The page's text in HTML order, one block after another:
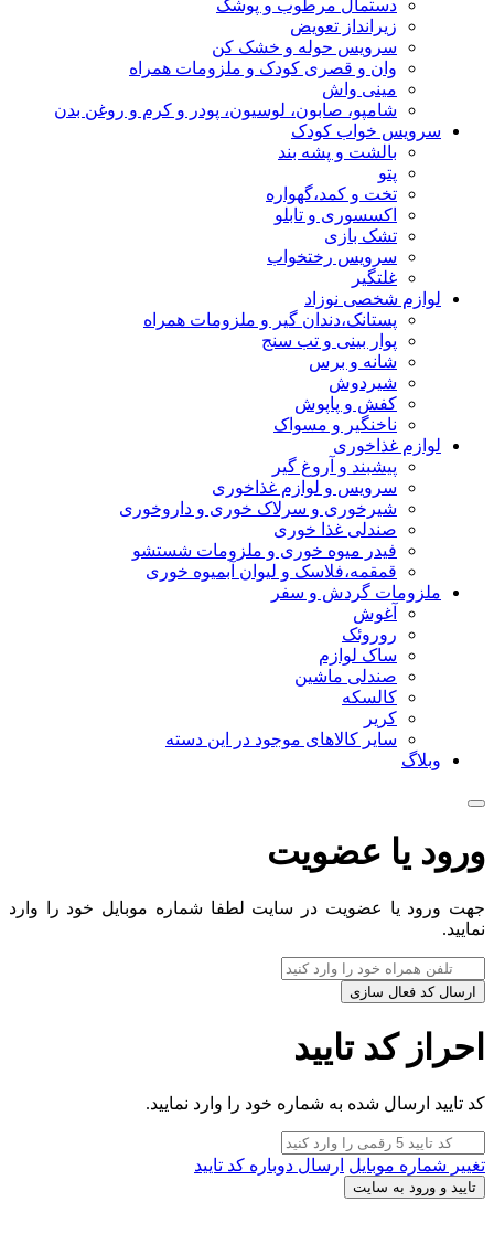
دستمال مرطوب و پوشک
زیرانداز تعویض
سرویس حوله و خشک کن
وان و قصری کودک و ملزومات همراه
مینی واش
شامپو، صابون، لوسیون، پودر و کرم و روغن بدن
سرویس خواب کودک
بالشت و پشه بند
پتو
تخت و کمد،گهواره
اکسسوری و تابلو
تشک بازی
سرویس رختخواب
غلتگیر
لوازم شخصی نوزاد
پستانک،دندان گیر و ملزومات همراه
پوار بینی و تب سنج
شانه و برس
شیردوش
کفش و پاپوش
ناخنگیر و مسواک
لوازم غذاخوری
پیشبند و آروغ گیر
سرویس و لوازم غذاخوری
شیرخوری و سرلاک خوری و داروخوری
صندلی غذا خوری
فیدر میوه خوری و ملزومات شستشو
قمقمه،فلاسک و لیوان آبمیوه خوری
ملزومات گردش و سفر
آغوش
روروئک
ساک لوازم
صندلی ماشین
کالسکه
کریر
سایر کالاهای موجود در این دسته
وبلاگ
ورود یا عضویت
جهت ورود یا عضویت در سایت لطفا شماره موبایل خود را وارد
نمایید.
ارسال کد فعال سازی
احراز کد تایید
کد تایید ارسال شده به شماره خود را وارد نمایید.
تغییر شماره موبایل ارسال دوباره کد تایید
تایید و ورود به سایت